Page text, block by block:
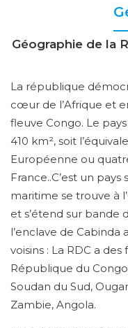
Géographie de la
La république
cœur de l’Afrique et
fleuve Congo. Le
410 km², soit
Européenne ou
France..C’est un
maritime se trouve à
et s’étend sur bande
l’enclave de Cabinda
voisins : La RDC a
République du
Soudan du Sud,
Zambie, Angola.